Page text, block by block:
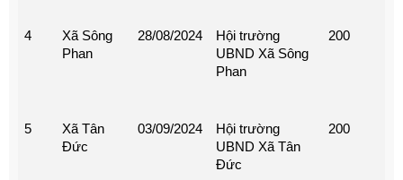
4
Xã Sông
Phan
28/08/2024
Hội trường
UBND Xã Sông
Phan
200
5
Xã Tân
Đức
03/09/2024
Hội trường
UBND Xã Tân
Đức
200